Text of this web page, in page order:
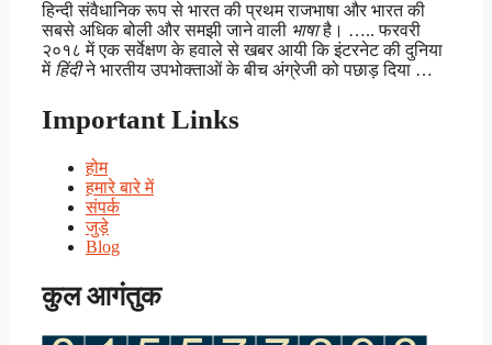
हिन्दी संवैधानिक रूप से भारत की प्रथम राजभाषा और भारत की
सबसे अधिक बोली और समझी जाने वाली भाषाहै। ….. फरवरी
२०१८ में एक सर्वेक्षण के हवाले से खबर आयी कि इंटरनेट की दुनिया
में हिंदीने भारतीय उपभोक्ताओं के बीच अंग्रेजी को पछाड़ दिया …
Important Links
होम
हमारे बारे में
संपर्क
जुड़े
Blog
कुल आगंतुक